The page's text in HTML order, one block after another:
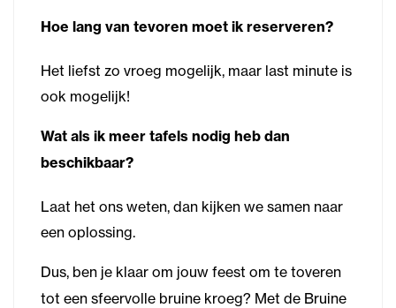
Hoe lang van tevoren moet ik reserveren?
Het liefst zo vroeg mogelijk, maar last minute is
ook mogelijk!
Wat als ik meer tafels nodig heb dan
beschikbaar?
Laat het ons weten, dan kijken we samen naar
een oplossing.
Dus, ben je klaar om jouw feest om te toveren
tot een sfeervolle bruine kroeg? Met de Bruine